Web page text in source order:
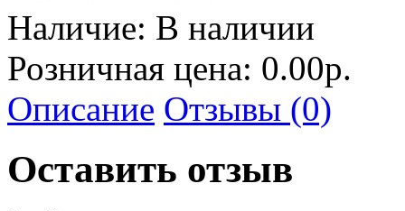
Наличие: В наличии
Розничная цена: 0.00р.
Описание Отзывы (0)
Оставить отзыв